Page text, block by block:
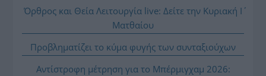
Όρθρος και Θεία Λειτουργία live: Δείτε την Κυριακή Ι΄
Ματθαίου
Προβληματίζει το κύμα φυγής των συνταξιούχων
Αντίστροφη μέτρηση για το Μπέρμιγχαμ 2026: